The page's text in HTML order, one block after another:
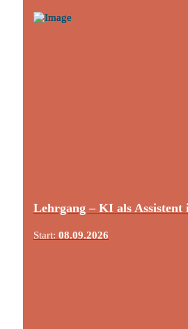
Lehrgang – KI als
Start: 08.09.2026